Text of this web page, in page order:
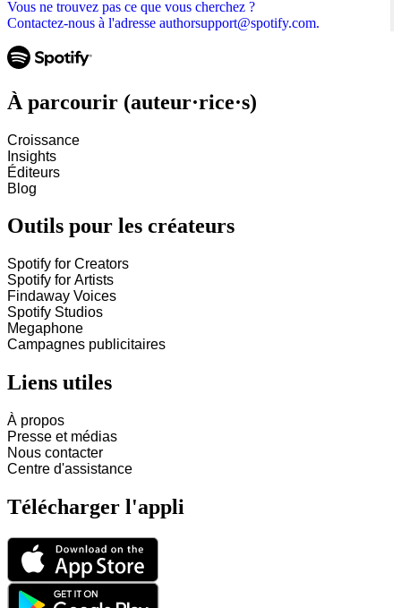
Vous ne trouvez pas ce que vous cherchez ?
Contactez-nous à l'adresse authorsupport@spotify.com.
À parcourir (auteur·rice·s)
Croissance
Insights
Éditeurs
Blog
Outils pour les créateurs
Spotify for Creators
Spotify for Artists
Findaway Voices
Spotify Studios
Megaphone
Campagnes publicitaires
Liens utiles
À propos
Presse et médias
Nous contacter
Centre d'assistance
Télécharger l'appli